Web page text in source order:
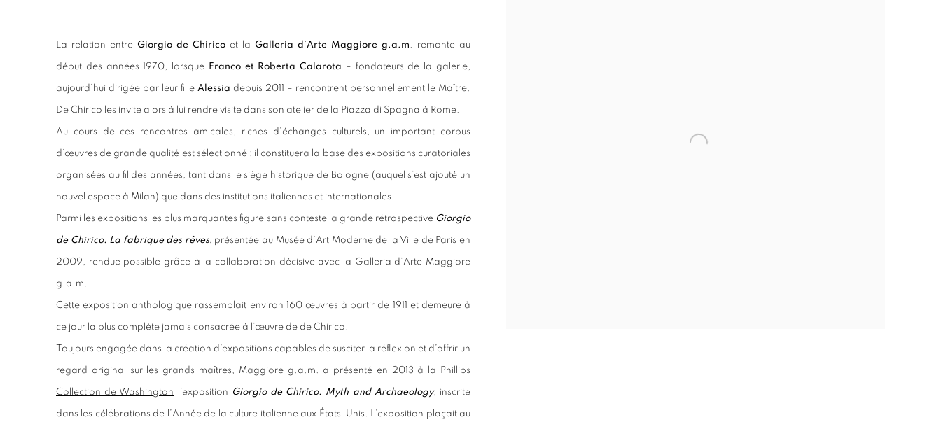
La relation entre Giorgio de Chirico et la Galleria d’Arte Maggiore g.a.m . remonte au
début des années 1970, lorsque Franco et Roberta Calarota – fondateurs de la galerie,
aujourd’hui dirigée par leur fille Alessia depuis 2011 – rencontrent personnellement le Maître.
De Chirico les invite alors à lui rendre visite dans son atelier de la Piazza di Spagna à Rome.
Au cours de ces rencontres amicales, riches d’échanges culturels, un important corpus
d’œuvres de grande qualité est sélectionné : il constituera la base des expositions curatoriales
organisées au fil des années, tant dans le siège historique de Bologne (auquel s’est ajouté un
nouvel espace à Milan) que dans des institutions italiennes et internationales.
Parmi les expositions les plus marquantes figure sans conteste la grande rétrospective Giorgio
de Chirico. La fabrique des rêves, présentée au Musée d’Art Moderne de la Ville de Paris en
2009, rendue possible grâce à la collaboration décisive avec la Galleria d’Arte Maggiore
g.a.m.
Cette exposition anthologique rassemblait environ 160 œuvres à partir de 1911 et demeure à
ce jour la plus complète jamais consacrée à l’œuvre de de Chirico.
Toujours engagée dans la création d’expositions capables de susciter la réflexion et d’offrir un
regard original sur les grands maîtres, Maggiore g.a.m. a présenté en 2013 à la Phillips
Collection de Washington l’exposition Giorgio de Chirico. Myth and Archaeology, inscrite
dans les célébrations de l’Année de la culture italienne aux États-Unis. L’exposition plaçait au